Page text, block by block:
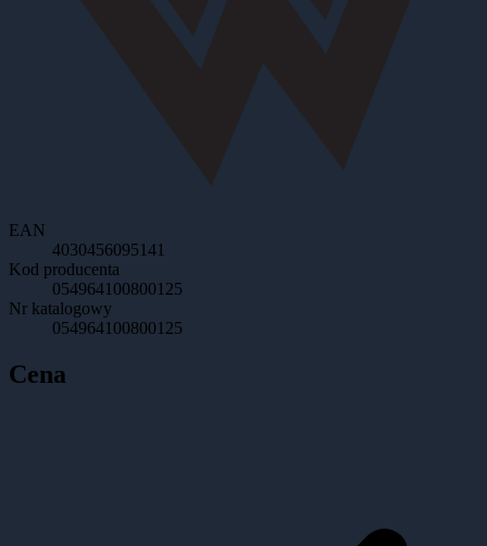
EAN
4030456095141
Kod producenta
054964100800125
Nr katalogowy
054964100800125
Cena